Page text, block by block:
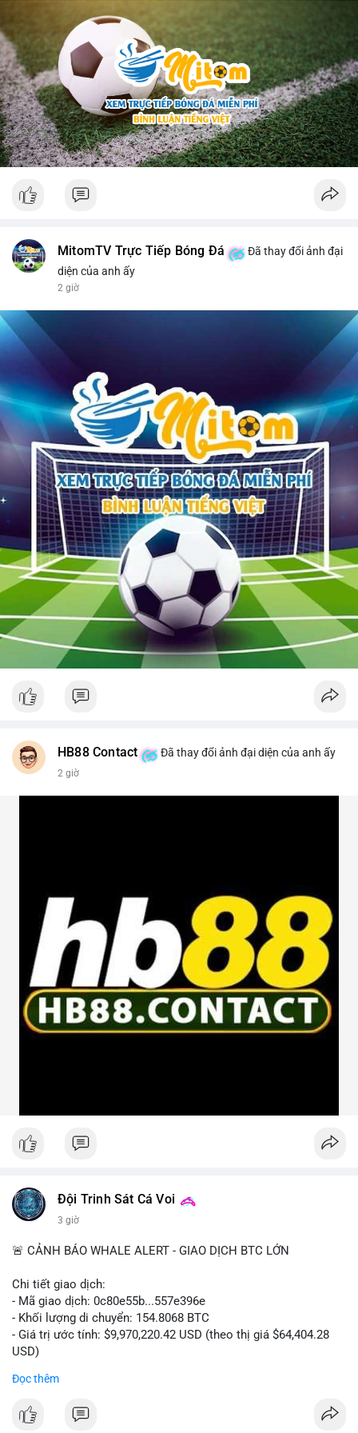
MitomTV Trực Tiếp Bóng Đá
Đã thay đổi ảnh đại
diện của anh ấy
2 giờ
HB88 Contact Đã thay đổi ảnh đại diện của anh ấy
2 giờ
Đội Trinh Sát Cá Voi
3 giờ
🚨 CẢNH BÁO WHALE ALERT - GIAO DỊCH BTC LỚN
Chi tiết giao dịch:
- Mã giao dịch: 0c80e55b...557e396e
- Khối lượng di chuyển: 154.8068 BTC
- Giá trị ước tính: $9,970,220.42 USD (theo thị giá $64,404.28
USD)
xác nhận di chuyển trong mempool. Với quy mô này, khả năng
Đọc thêm